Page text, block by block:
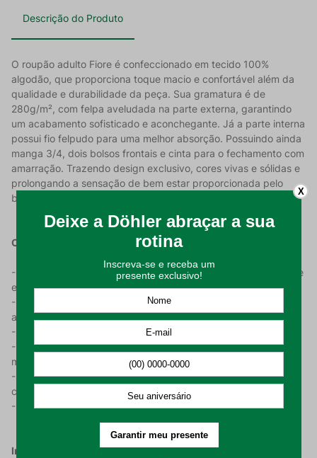
Descrição do Produto
O roupão adulto Fiore é confeccionado em tecido 100%
algodão, que proporciona toque macio e confortável além da
qualidade e durabilidade da peça. Sua gramatura é de
280g/m², com felpa aveludada na parte externa, garantindo
um acabamento sofisticado e aconchegante. Já a parte interna
possui fio felpudo para uma melhor absorção. Possuindo ainda
manga 3/4, dois bolsos frontais e cinta para o fechamento com
amarração. Trazendo design exclusivo, cores vivas e sólidas e
prolongando a sensação de bem estar proporcionada pelo
banho.
Características do Produto:
- Com uma gramatura de 280 g/m² que garante a durabilidade
e a resistência necessária;
- Desenvolvido em 100% algodão em um tecido felpudo e
aveludado para um toque mais macio;
- Indicação de uso: Uso pessoal e para spa/hotelaria;
- Produto disponível nos tamanhos: P, M, G e GG (Tabela de
medidas nas imagens do produto);
- Roupão com manga e composto por dois bolsos para maior
comodidade;
- Na cor Branco.
Instruções de Uso:
X